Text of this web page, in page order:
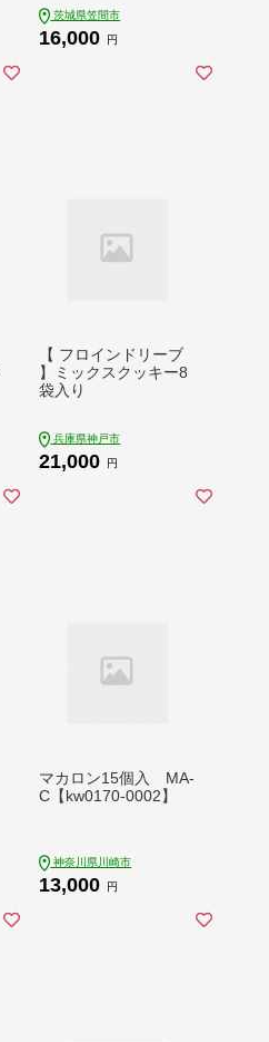
ート おやつ お菓子作
り ケーキ作り 材料 プ
茨城県笠間市
16,000 円
【 フロインドリーブ
】ミックスクッキー8
袋入り
兵庫県神戸市
21,000 円
マカロン15個入 MA-
C【kw0170-0002】
神奈川県川崎市
13,000 円